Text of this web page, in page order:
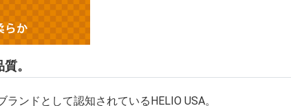
。
ンドとして認知されているHELIO USA。